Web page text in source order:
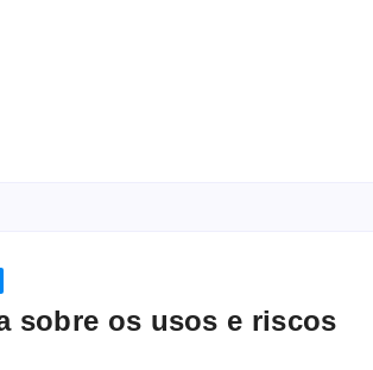
sobre os usos e riscos